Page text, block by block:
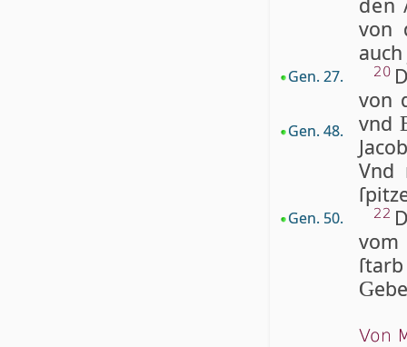
von
Gen. 27.
Gen. 48.
20
von
vnd
Vnd
Gen. 50. 22
G
Von